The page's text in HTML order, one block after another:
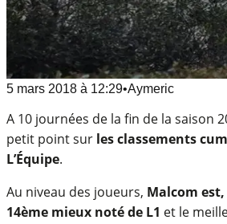
5 mars 2018 à 12:29•Aymeric
A 10 journées de la fin de la saison
petit point sur les classements
L’Équipe.
Au niveau des joueurs, Malcom est,
14ème mieux noté de L1 et le